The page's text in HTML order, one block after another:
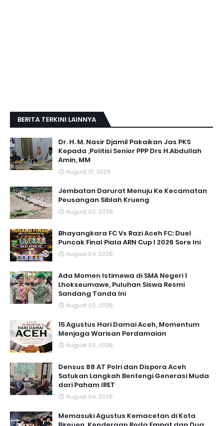
BERITA TERKINI LAINNYA
Dr. H. M. Nasir Djamil Pakaikan Jas PKS
Kepada ,Politisi Senior PPP Drs H.Abdullah
Amin, MM
August 01, 2026
Jembatan Darurat Menuju Ke Kecamatan
Peusangan Siblah Krueng
August 02, 2026
Bhayangkara FC Vs Razi Aceh FC: Duel
Puncak Final Piala ARN Cup I 2026 Sore Ini
August 04, 2026
Ada Momen Istimewa di SMA Negeri 1
Lhokseumawe, Puluhan Siswa Resmi
Sandang Tanda Ini
August 02, 2026
15 Agustus Hari Damai Aceh, Momentum
Menjaga Warisan Perdamaian
August 03, 2026
Densus 88 AT Polri dan Dispora Aceh
Satukan Langkah Bentengi Generasi Muda
dari Paham IRET
August 04, 2026
Memasuki Agustus Kemacetan di Kota